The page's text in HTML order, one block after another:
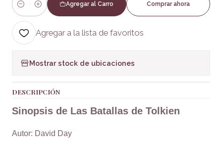
Cantidad
Agregar al Carro Comprar ahora
Agregar a la lista de favoritos
Mostrar stock de ubicaciones
DESCRIPCIÓN
Sinopsis de Las Batallas de Tolkien
Autor: David Day